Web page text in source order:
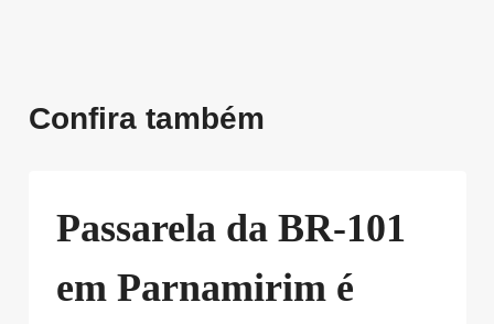
Confira também
Passarela da BR-101
em Parnamirim é